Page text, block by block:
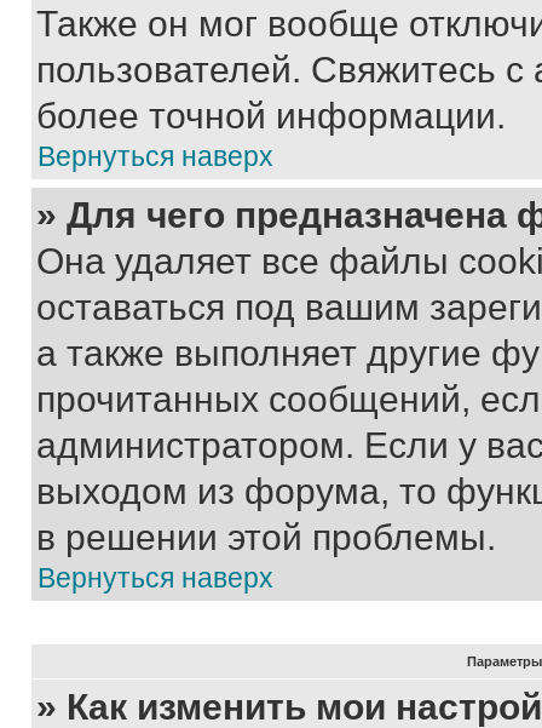
Также он мог вообще
пользователей. Свяжитесь
более точной информации.
Вернуться наверх
» Для чего предназначена
Она удаляет все файлы
оставаться под вашим
а также выполняет другие
прочитанных сообщений,
администратором. Если у
выходом из форума, то
в решении этой проблемы.
Вернуться наверх
Параметры
» Как изменить мои